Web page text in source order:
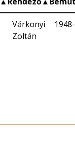
Várkonyi
Zoltán